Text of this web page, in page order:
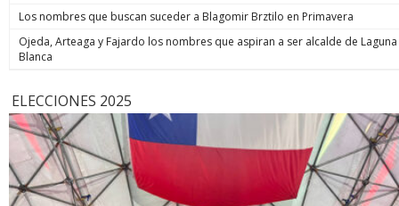
Los nombres que buscan suceder a Blagomir Brztilo en Primavera
Ojeda, Arteaga y Fajardo los nombres que aspiran a ser alcalde de Laguna
Blanca
ELECCIONES 2025